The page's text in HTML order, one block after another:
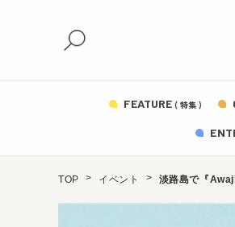
FEATURE ( 特集 )
TOP イベント 淡路島で『